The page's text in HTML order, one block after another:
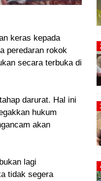
keras kepada
peredaran rokok
secara terbuka di
darurat. Hal ini
hukum
akan
lagi
tidak segera